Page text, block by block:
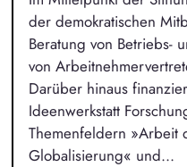
der demokratischen
Beratung von Betriebs-
von
Darüber hinaus
Ideenwerkstatt
Themenfeldern »Arbeit
Globalisierung« und...